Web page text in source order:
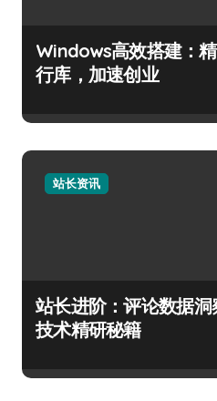
Windows高效搭建：
行库，加速创业
站长资讯
站长进阶：评论数据洞
技术精研秘籍